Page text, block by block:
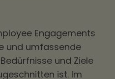
Engagements
und umfassende
und Ziele
ist. Im